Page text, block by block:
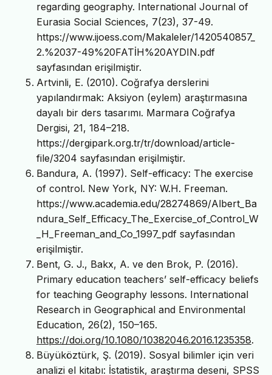
regarding geography. International Journal of
Eurasia Social Sciences, 7(23), 37-49.
https://www.ijoess.com/Makaleler/1420540857_
2.%2037-49%20FATİH%20AYDIN.pdf
sayfasından erişilmiştir.
Artvinli, E. (2010). Coğrafya derslerini
yapılandırmak: Aksiyon (eylem) araştırmasına
dayalı bir ders tasarımı. Marmara Coğrafya
Dergisi, 21, 184–218.
https://dergipark.org.tr/tr/download/article-
file/3204 sayfasından erişilmiştir.
Bandura, A. (1997). Self-efficacy: The exercise
of control. New York, NY: W.H. Freeman.
https://www.academia.edu/28274869/Albert_Ba
ndura_Self_Efficacy_The_Exercise_of_Control_W
_H_Freeman_and_Co_1997_pdf sayfasından
erişilmiştir.
Bent, G. J., Bakx, A. ve den Brok, P. (2016).
Primary education teachers’ self-efficacy beliefs
for teaching Geography lessons. International
Research in Geographical and Environmental
Education, 26(2), 150–165.
https://doi.org/10.1080/10382046.2016.1235358.
Büyüköztürk, Ş. (2019). Sosyal bilimler için veri
analizi el kitabı: İstatistik, araştırma deseni, SPSS